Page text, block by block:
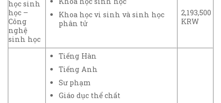
học sinh
học –
Công
nghệ
sinh học
Khoa học vi sinh và sinh học
phân tử
2,193,500
KRW
Tiếng Hàn
Tiếng Anh
Sư phạm
Giáo dục thể chất